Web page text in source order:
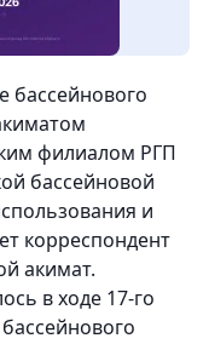
бассейнового
филиалом РГП
бассейновой
и
корреспондент
акимат.
в ходе 17-го